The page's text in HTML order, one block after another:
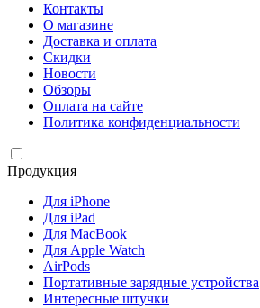
Контакты
О магазине
Доставка и оплата
Скидки
Новости
Обзоры
Оплата на сайте
Политика конфиденциальности
Продукция
Для iPhone
Для iPad
Для MacBook
Для Apple Watch
AirPods
Портативные зарядные устройства
Интересные штучки